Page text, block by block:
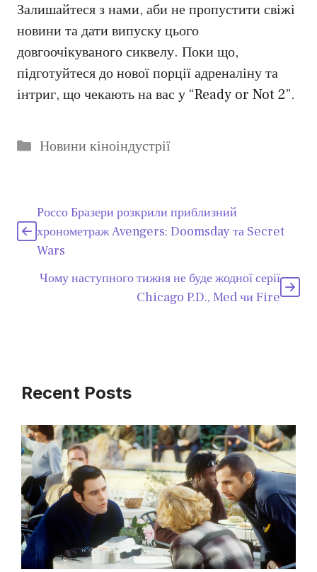
Залишайтеся з нами, аби не пропустити свіжі
новини та дати випуску цього
довгоочікуваного сиквелу. Поки що,
підготуйтеся до нової порції адреналіну та
інтриг, що чекають на вас у “Ready or Not 2”.
Категорії
Новини кіноіндустрії
Россо Бразери розкрили приблизний
хронометраж Avengers: Doomsday та Secret
Wars
Чому наступного тижня не буде жодної серії
Chicago P.D., Med чи Fire
Recent Posts